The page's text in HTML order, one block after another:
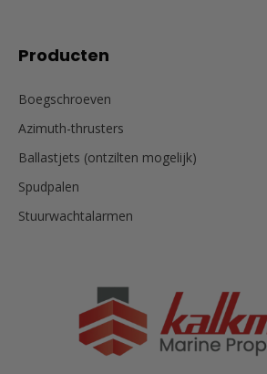
Producten
Boegschroeven
Azimuth-thrusters
Ballastjets (ontzilten mogelijk)
Spudpalen
Stuurwachtalarmen